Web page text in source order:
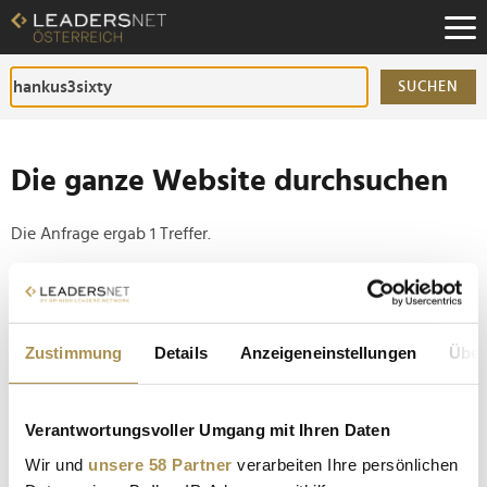
Zustimmung Details Anzeigeneinstellungen
Verantwortungsvoller Umgang mit Ihren Daten
Wir und unsere 58 Partner verarbeiten Ihre persönlichen
Zum
Inhalt
Zur
Fußzeilen-
Navigation
SUCHEN
Die ganze Website durchsuchen
Die Anfrage ergab 1 Treffer.
Tipp
Setzen Sie die gesuchten Wörter zwischen
Anführungszeichen: zb "Vorname Nachname".
Wirtschaft und Wissenschaft trafen sich zum
vertrauensvollen Dialog